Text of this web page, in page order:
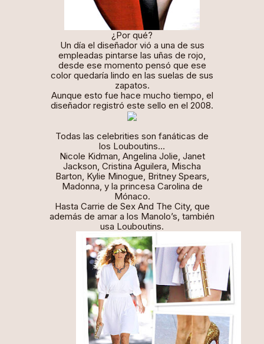
¿Por qué?
Un día el diseñador vió a una de sus
empleadas pintarse las uñas de rojo,
desde ese momento pensó que ese
color quedaría lindo en las suelas de sus
zapatos.
Aunque esto fue hace mucho tiempo, el
diseñador registró este sello en el 2008.
Todas las celebrities son fanáticas de
los Louboutins…
Nicole Kidman, Angelina Jolie, Janet
Jackson, Cristina Aguilera, Mischa
Barton, Kylie Minogue, Britney Spears,
Madonna, y la princesa Carolina de
Mónaco.
Hasta Carrie de Sex And The City, que
además de amar a los Manolo’s, también
usa Louboutins.